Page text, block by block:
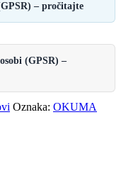
– pročitajte
(GPSR) –
Oznaka: OKUMA